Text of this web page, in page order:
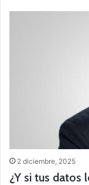
2 diciembre, 2025
¿Y si tus datos